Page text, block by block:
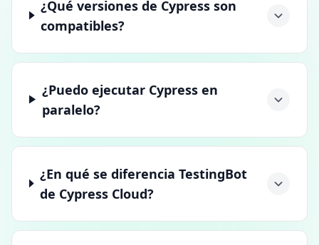
¿Qué versiones de Cypress son
compatibles?
¿Puedo ejecutar Cypress en
paralelo?
¿En qué se diferencia TestingBot
de Cypress Cloud?